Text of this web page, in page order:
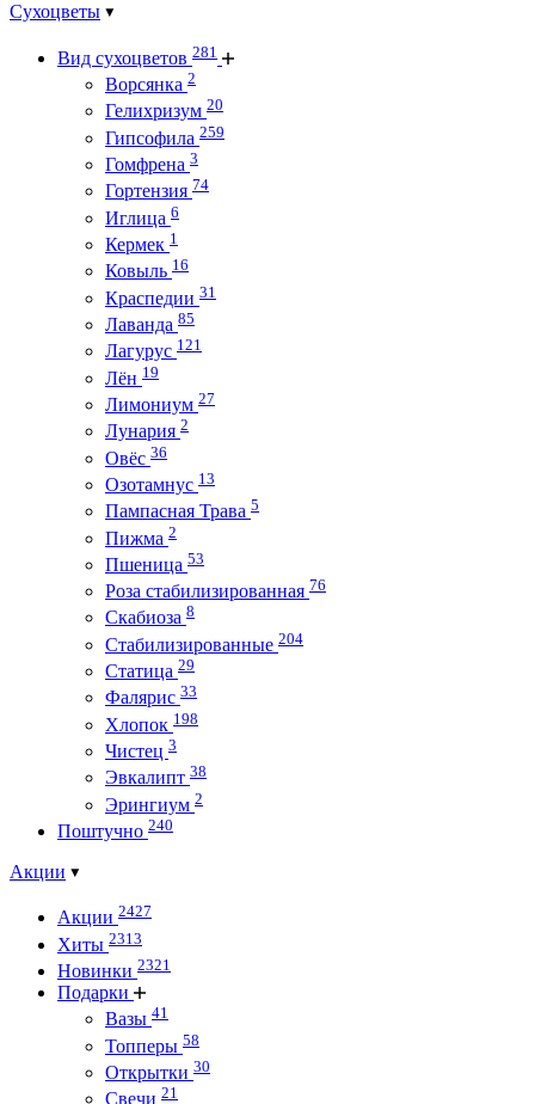
Сухоцветы
Вид сухоцветов 281
Ворсянка 2
Гелихризум 20
Гипсофила 259
Гомфрена 3
Гортензия 74
Иглица 6
Кермек 1
Ковыль 16
Краспедии 31
Лаванда 85
Лагурус 121
Лён 19
Лимониум 27
Лунария 2
Овёс 36
Озотамнус 13
Пампасная Трава 5
Пижма 2
Пшеница 53
Роза стабилизированная 76
Скабиоза 8
Стабилизированные 204
Статица 29
Фалярис 33
Хлопок 198
Чистец 3
Эвкалипт 38
Эрингиум 2
Поштучно 240
Акции
Акции 2427
Хиты 2313
Новинки 2321
Подарки
Вазы 41
Топперы 58
Открытки 30
Свечи 21